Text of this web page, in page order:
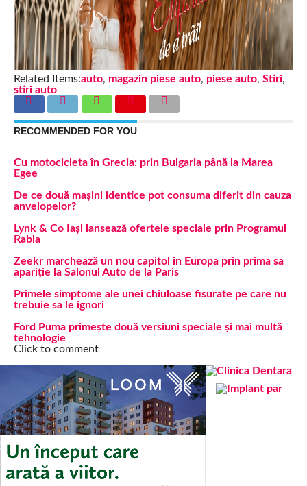
Related Items:auto, magazin piese auto, piese auto, Stiri,
stiri auto
RECOMMENDED FOR YOU
Cu motocicleta în Grecia: prin Bulgaria până la Marea
Egee
De ce două mașini identice pot consuma diferit din cauza
anvelopelor?
Lynk & Co Iași lansează ofertele speciale prin Programul
Rabla
Zeekr marchează un nou capitol în Europa prin prima sa
apariție la Salonul Auto de la Paris
Primele simptome ale unei chiuloase fisurate pe care nu
trebuie sa le ignori
Ford Puma primește două versiuni speciale și mai multă
tehnologie
Click to comment